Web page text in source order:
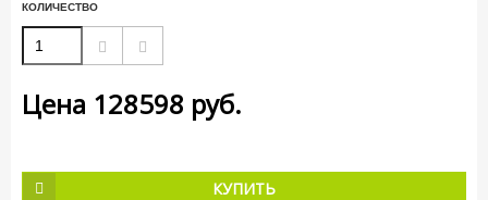
КОЛИЧЕСТВО
Цена 128598 руб.
КУПИТЬ